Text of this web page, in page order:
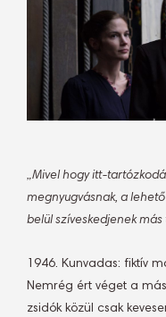
„Mivel hogy itt-
megnyugvásnak, a
belül szíveskedjenek
1946. Kunvadas: fiktív
Nemrég ért véget a
zsidók közül csak